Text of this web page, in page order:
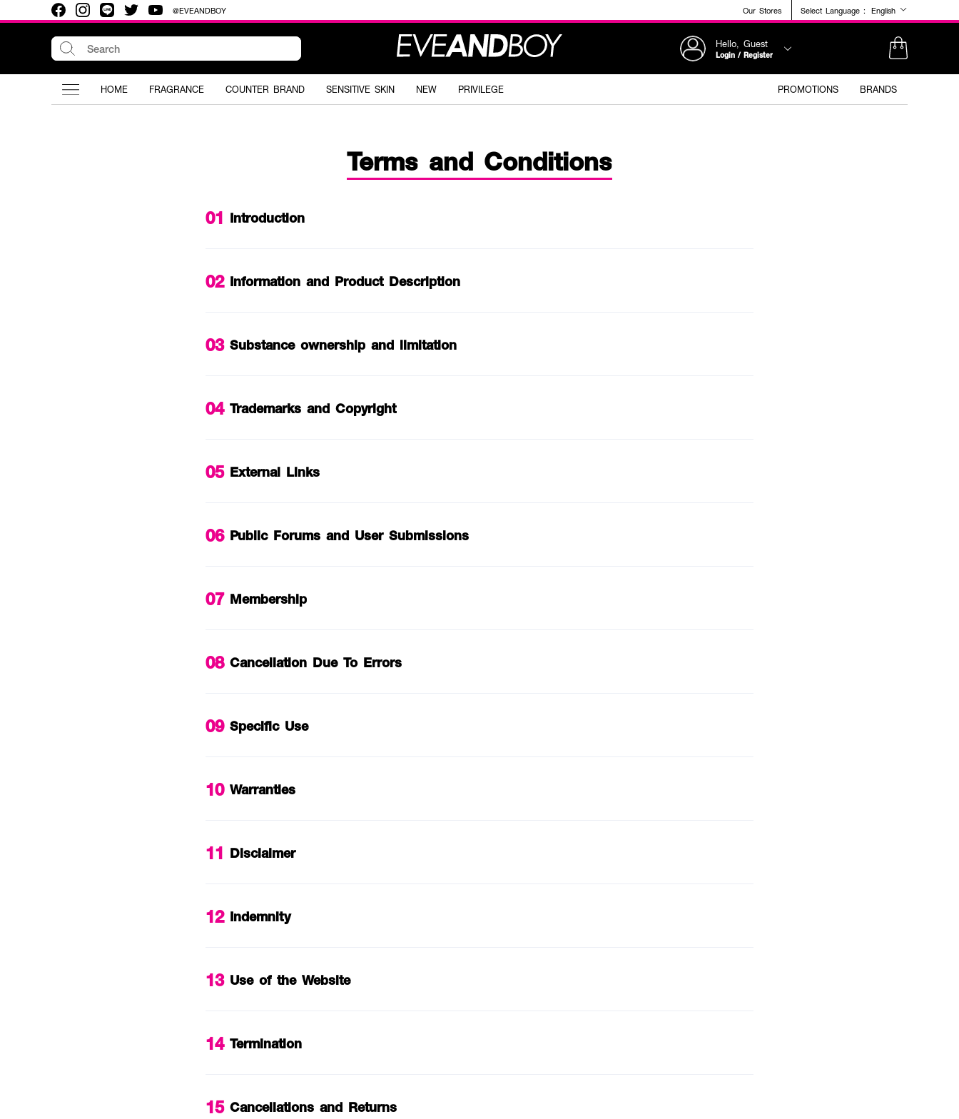
@EVEANDBOY Our Stores Select Language : English
Hello, Guest
Login / Register
HOME FRAGRANCE COUNTER BRAND SENSITIVE SKIN NEW PRIVILEGE PROMOTIONS BRANDS
Terms and Conditions
01 Introduction
02 Information and Product Description
03 Substance ownership and limitation
04 Trademarks and Copyright
05 External Links
06 Public Forums and User Submissions
07 Membership
08 Cancellation Due To Errors
09 Specific Use
10 Warranties
11 Disclaimer
12 Indemnity
13 Use of the Website
14 Termination
15 Cancellations and Returns